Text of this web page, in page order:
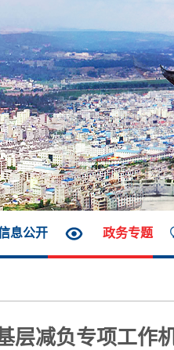
息公开 政务专题
层减负专项工作